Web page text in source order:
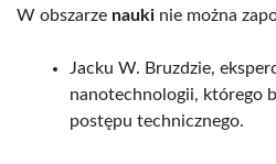
W obszarze nauki nie można
Jacku W. Bruzdzie,
nanotechnologii, którego
postępu technicznego.